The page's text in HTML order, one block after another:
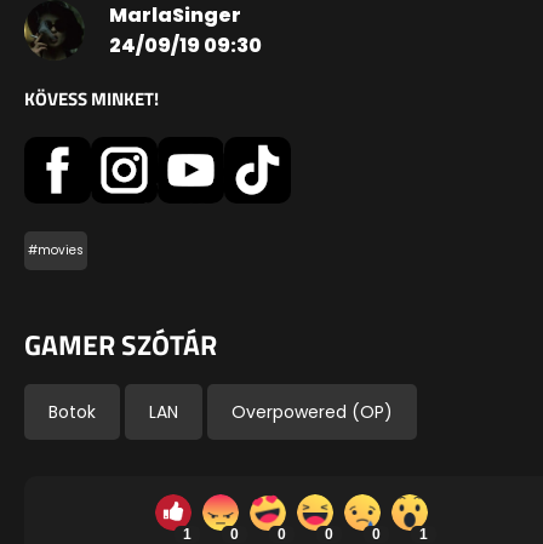
MarlaSinger
24/09/19 09:30
KÖVESS MINKET!
#movies
GAMER SZÓTÁR
Botok LAN Overpowered (OP)
1 0 0 0 0 1